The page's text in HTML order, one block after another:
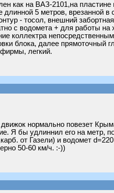
как на ВАЗ-2101,на
5 метров, врезанной
- тосол, внешний
с водомета + для работы на
коллектра
блока, далее прямоточный
легкий.
нормально повезет
Я бы удлиннил его на метр,
от Газели) и водомет d=220
50-60 км/ч. :-))